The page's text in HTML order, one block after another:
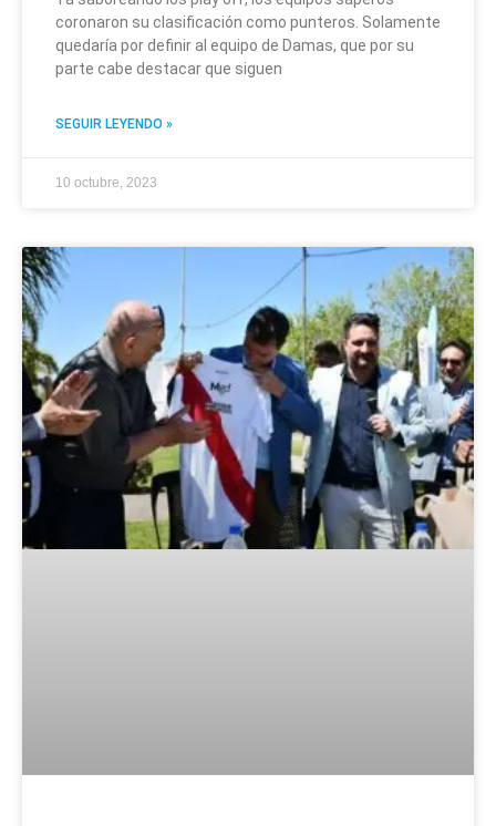
coronaron su clasificación como punteros. Solamente
quedaría por definir al equipo de Damas, que por su
parte cabe destacar que siguen
SEGUIR LEYENDO »
10 octubre, 2023